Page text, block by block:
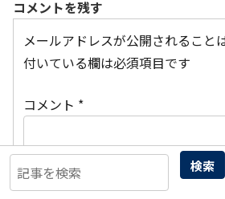
検索
コメントを残す
メールアドレスが公開されること
付いている欄は必須項目です
コメント *